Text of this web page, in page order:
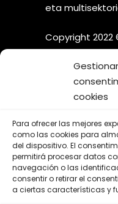
cookies
Para ofrecer las mejores
como las cookies para
del dispositivo. El
permitirá procesar datos
navegación o las
consentir o retirar el
a ciertas características y
eta
Copyright 2022
¡SÍGUENOS
SOCIALES!